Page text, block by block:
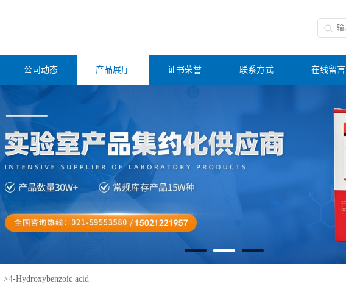
公司动态 产品展厅 证书荣誉 联系方式 在线留言
>4-Hydroxybenzoic acid